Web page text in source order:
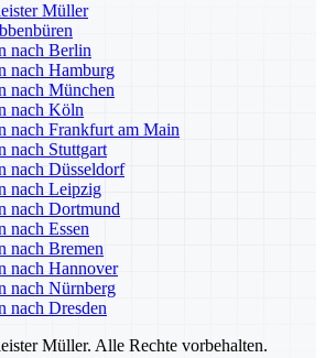
Müller
nach Berlin
nach Hamburg
nach München
nach Köln
nach Frankfurt am Main
nach Stuttgart
nach Düsseldorf
nach Leipzig
nach Dortmund
nach Essen
nach Bremen
nach Hannover
nach Nürnberg
nach Dresden
Müller. Alle Rechte vorbehalten.